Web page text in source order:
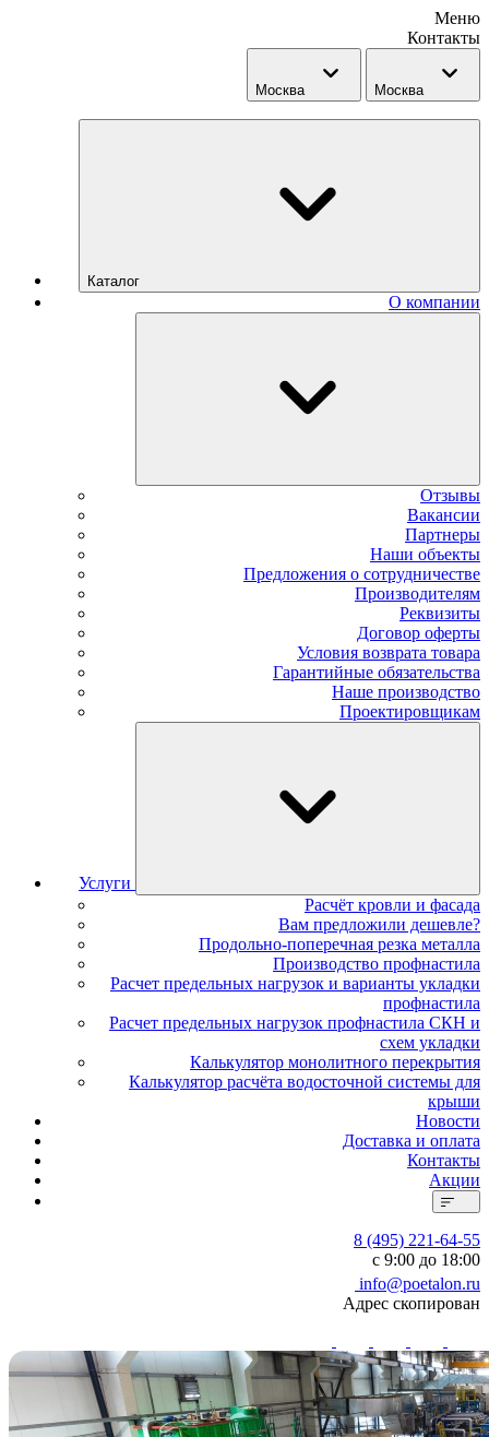
Меню
Контакты
Москва Москва
Каталог
О компании
Отзывы
Вакансии
Партнеры
Наши объекты
Предложения о сотрудничестве
Производителям
Реквизиты
Договор оферты
Условия возврата товара
Гарантийные обязательства
Наше производство
Проектировщикам
Услуги
Расчёт кровли и фасада
Вам предложили дешевле?
Продольно-поперечная резка металла
Производство профнастила
Расчет предельных нагрузок и варианты укладки
профнастила
Расчет предельных нагрузок профнастила СКН и
схем укладки
Калькулятор монолитного перекрытия
Калькулятор расчёта водосточной системы для
крыши
Новости
Доставка и оплата
Контакты
Акции
8 (495) 221-64-55
с 9:00 до 18:00
info@poetalon.ru
Адрес скопирован